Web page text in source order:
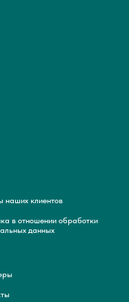
наших клиентов
в отношении обработки
данных